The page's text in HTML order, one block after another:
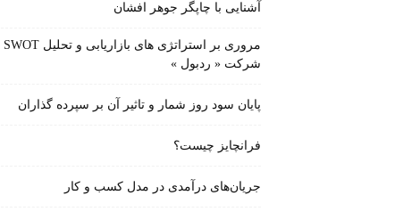
آشنایی با چاپگر جوهر افشان
مروری بر استراتژی های بازاریابی و تحلیل SWOT
شرکت « ردبول »
پایان سود روز شمار و تاثیر آن بر سپرده گذاران
فرانچایز چیست؟
جریان‌های درآمدی در مدل کسب و کار